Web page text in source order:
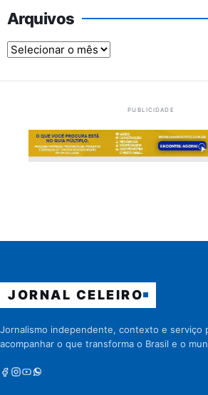
Arquivos
Arquivos
PUBLICIDADE
JORNAL CELEIRO
Jornalismo independente, contexto e serviço
acompanhar o que transforma o Brasil e o
Facebook
Instagram
Youtube
Whatsapp